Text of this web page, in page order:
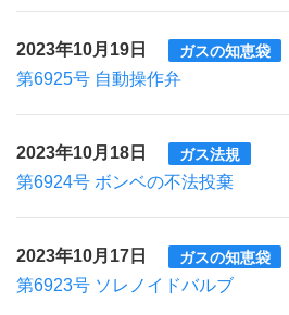
2023年10月19日 ガスの知恵袋
第6925号 自動操作弁
2023年10月18日 ガス法規
第6924号 ボンベの不法投棄
2023年10月17日 ガスの知恵袋
第6923号 ソレノイドバルブ